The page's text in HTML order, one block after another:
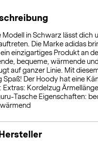
Modell in Schwarz lässt dich
Die Marke adidas
einzigartiges Produkt an
bequeme, wärmende
auf ganzer Linie. Mit
Spaß! Der Hoody hat eine
Extras: Kordelzug
Tasche Eigenschaften: